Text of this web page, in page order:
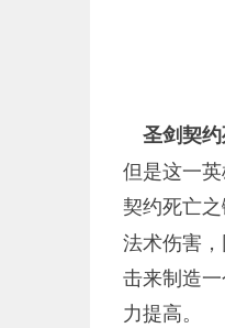
圣剑契约
但是这一
契约死亡之
法术伤害
击来制造
力提高。